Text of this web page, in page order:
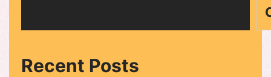
Recent Posts